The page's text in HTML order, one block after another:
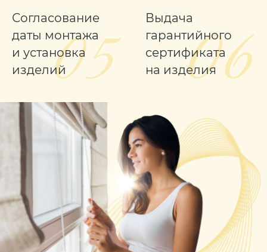
Согласование
даты монтажа
и установка
изделий
Выдача
гарантийного
сертификата
на изделия